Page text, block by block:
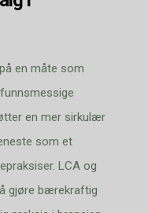
en måte som
en mer sirkulær
som et
LCA og
gjøre bærekraftig